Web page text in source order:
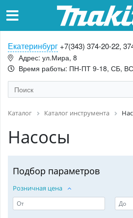
Екатеринбург +7(343) 374-20-22,
Адрес: ул.Мира, 8
Время работы: ПН-ПТ 9-18, СБ,
Каталог Каталог инструмента
Насосы
Подбор параметров
Розничная цена